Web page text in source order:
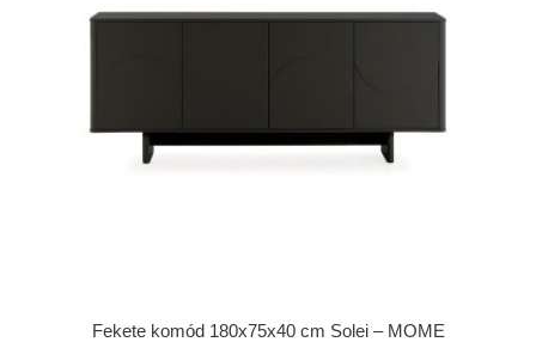
Fekete komód 180x75x40 cm Solei – MOME